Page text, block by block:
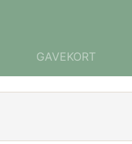
GAVEKORT